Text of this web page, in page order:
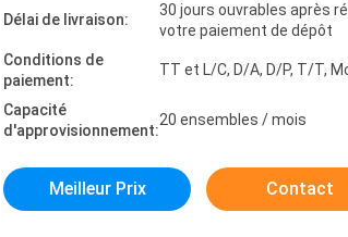
Délai de livraison:
30 jours ouvrables après
votre paiement de dépôt
Conditions de
paiement:
TT et L/C, D/A, D/P, T/T,
Capacité
d'approvisionnement:
20 ensembles / mois
Meilleur Prix Contact